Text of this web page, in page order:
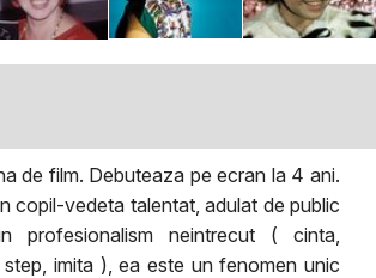
de film. Debuteaza pe ecran la 4 ani.
copil-vedeta talentat, adulat de public
neintrecut ( cinta,
imita ), ea este un fenomen unic